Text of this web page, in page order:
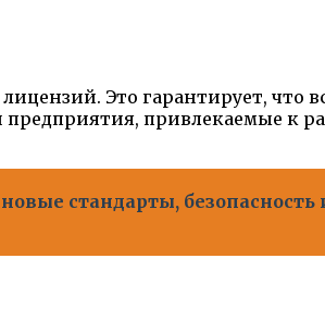
Это гарантирует, что
предприятия, привлекаемые к
стандарты, безопасность